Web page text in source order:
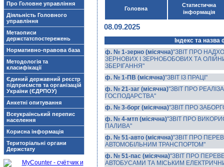
Про Головне управління
Діяльність Головного
управління
Метаописи
держстатспостережень
Нормативно-правова база
Методологія та
класифікації
Єдиний державний реєстр
підприємств та організацій
України (ЄДРПОУ)
Анкетні опитування
Всеукраїнський перепис
населення
Корисна інформація
Територіальні органи
Держстату
Головна
Статистична
інформація
08.09.2025
Індекс та
ф. № 1-зерно (місячна)"ЗВІТ ПРО
ЗЕРНОВИХ І ЗЕРНОБОБОВИХ ТА
ЗБЕРІГАННЯ"
ф. № 1-ПВ (місячна)"ЗВІТ ІЗ ПРАЦІ"
ф. № 21-заг (місячна)"ЗВІТ ПРО
ГОСПОДАРСТВА"
ф. № 3-борг (місячна)"ЗВІТ ПРО
ф. № 4-мтп (місячна)"ЗВІТ ПРО
ПАЛИВА"
ф. № 51-авто (місячна)"ЗВІТ ПРО
АВТОМОБІЛЬНИМ ТРАНСПОРТОМ"
ф. № 51-пас (місячна)"ЗВІТ ПРО
АВТОБУСАМИ ТА МІСЬКИМ